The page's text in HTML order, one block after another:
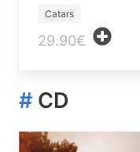
Catars
29.90€
# CD